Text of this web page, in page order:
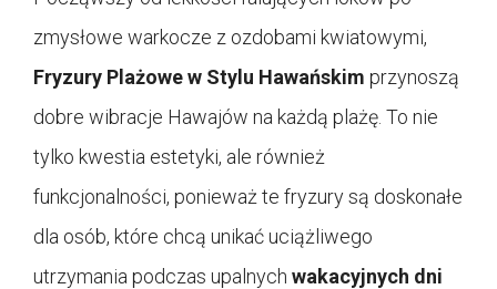
zmysłowe warkocze z ozdobami kwiatowymi,
Fryzury Plażowe w Stylu Hawańskim przynoszą
dobre wibracje Hawajów na każdą plażę. To nie
tylko kwestia estetyki, ale również
funkcjonalności, ponieważ te fryzury są doskonałe
dla osób, które chcą unikać uciążliwego
utrzymania podczas upalnych wakacyjnych dni